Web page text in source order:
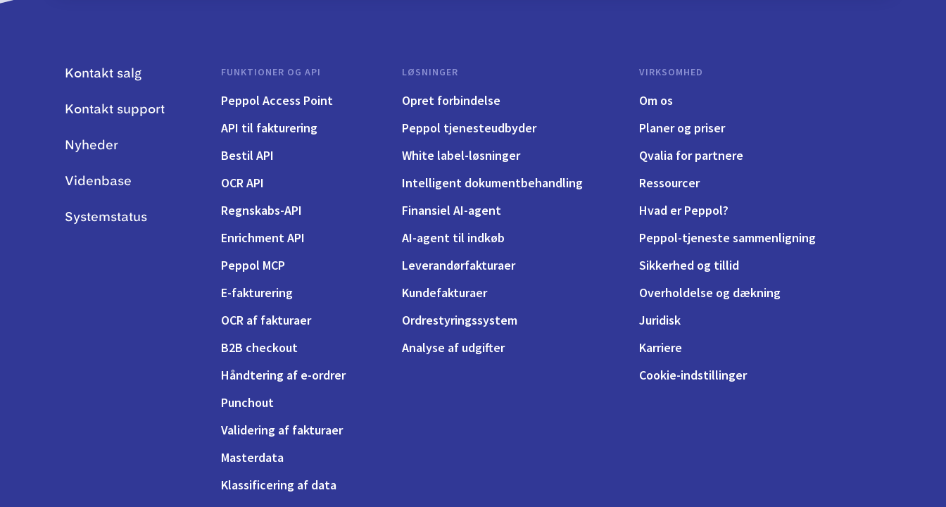
Kontakt salg
Kontakt support
Nyheder
Videnbase
Systemstatus
FUNKTIONER OG API
Peppol Access Point
API til fakturering
Bestil API
OCR API
Regnskabs-API
Enrichment API
Peppol MCP
E-fakturering
OCR af fakturaer
B2B checkout
Håndtering af e-ordrer
Punchout
Validering af fakturaer
Masterdata
Klassificering af data
LØSNINGER
Opret forbindelse
Peppol tjenesteudbyder
White label-løsninger
Intelligent dokumentbehandling
Finansiel AI-agent
AI-agent til indkøb
Leverandørfakturaer
Kundefakturaer
Ordrestyringssystem
Analyse af udgifter
VIRKSOMHED
Om os
Planer og priser
Qvalia for partnere
Ressourcer
Hvad er Peppol?
Peppol-tjeneste sammenligning
Sikkerhed og tillid
Overholdelse og dækning
Juridisk
Karriere
Cookie-indstillinger